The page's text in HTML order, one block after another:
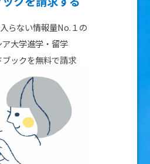
らない情報量No.１の
ア大学進学・留学
ックを無料で請求